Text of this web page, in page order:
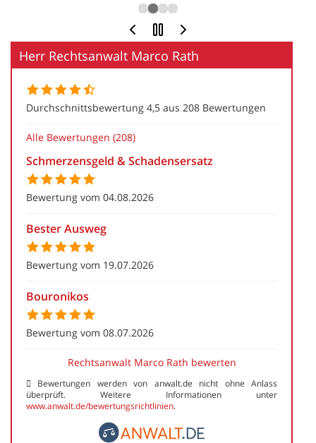
Herr Rechtsanwalt Marco Rath
Durchschnittsbewertung 4,5 aus 208 Bewertungen
Alle Bewertungen (208)
Schmerzensgeld & Schadensersatz
Bewertung vom 04.08.2026
Bester Ausweg
Bewertung vom 19.07.2026
Bouronikos
Bewertung vom 08.07.2026
Rechtsanwalt Marco Rath bewerten
Bewertungen werden von anwalt.de nicht ohne Anlass
überprüft. Weitere Informationen unter
www.anwalt.de/bewertungsrichtlinien.